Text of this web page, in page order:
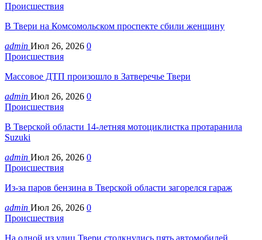
Происшествия
В Твери на Комсомольском проспекте сбили женщину
admin Июл 26, 2026 0
Происшествия
Массовое ДТП произошло в Затверечье Твери
admin Июл 26, 2026 0
Происшествия
В Тверской области 14-летняя мотоциклистка протаранила
Suzuki
admin Июл 26, 2026 0
Происшествия
Из-за паров бензина в Тверской области загорелся гараж
admin Июл 26, 2026 0
Происшествия
На одной из улиц Твери столкнулись пять автомобилей